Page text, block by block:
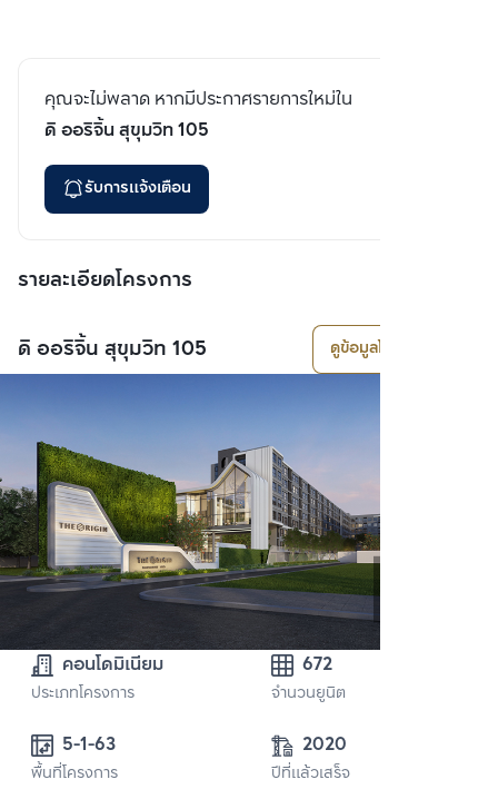
คุณจะไม่พลาด หากมีประกาศรายการใหม่ใน
ดิ ออริจิ้น สุขุมวิท 105
รับการแจ้งเตือน
รายละเอียดโครงการ
ดิ ออริจิ้น สุขุมวิท 105 ดูข้อมูลโครงการ
คอนโดมิเนียม
ประเภทโครงการ
672
จำนวนยูนิต
5-1-63
พื้นที่โครงการ
2020
ปีที่แล้วเสร็จ